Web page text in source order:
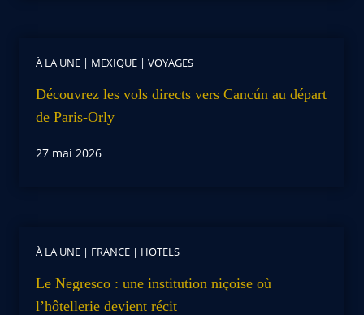
À LA UNE | MEXIQUE | VOYAGES
Découvrez les vols directs vers Cancún au départ
de Paris-Orly
27 mai 2026
À LA UNE | FRANCE | HOTELS
Le Negresco : une institution niçoise où
l’hôtellerie devient récit